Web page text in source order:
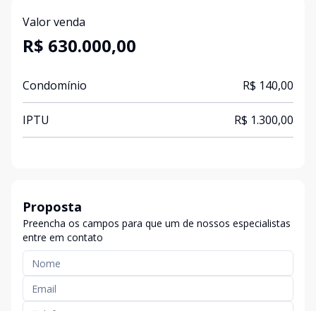
Valor venda
R$ 630.000,00
Condomínio R$ 140,00
IPTU R$ 1.300,00
Proposta
Preencha os campos para que um de nossos especialistas
entre em contato